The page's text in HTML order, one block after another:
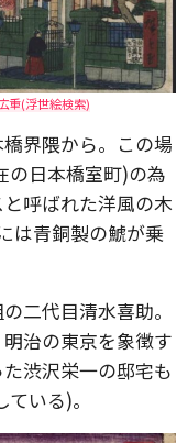
重(浮世絵検索)
界隈から。この場
の日本橋室町)の為
呼ばれた洋風の木
は青銅製の鯱が乗
二代目清水喜助。
治の東京を象徴す
渋沢栄一の邸宅も
いる)。